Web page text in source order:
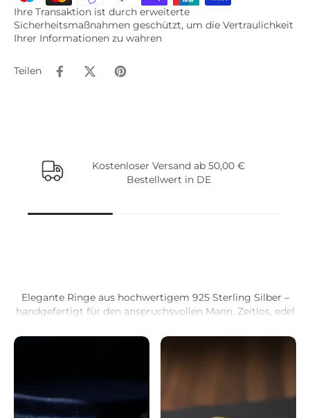
Ihre Transaktion ist durch erweiterte
Sicherheitsmaßnahmen geschützt, um die Vertraulichkeit
Ihrer Informationen zu wahren
Teilen
Kostenloser Versand ab 50,00 €
Bestellwert in DE
Elegante Ringe aus hochwertigem 925 Sterling Silber –
handgefertigt für den anspruchsvollen Mann. Zeitlos, edel